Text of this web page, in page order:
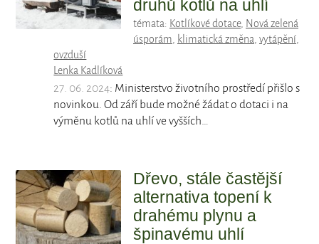
druhů kotlů na uhlí
témata: Kotlíkové dotace, Nová zelená
úsporám
klimatická změna vytápění
ovzduší
Lenka Kadlíková
27. 06. 2024: Ministerstvo životního prostředí přišlo s
novinkou. Od září bude možné žádat o dotaci i na
výměnu kotlů na uhlí ve vyšších…
Dřevo, stále častější
alternativa topení k
drahému plynu a
špinavému uhlí